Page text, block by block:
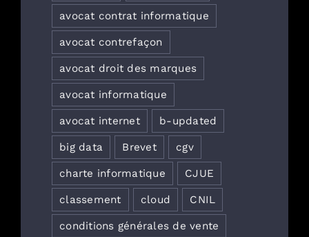
avocat contrat informatique
avocat contrefaçon
avocat droit des marques
avocat informatique
avocat internet b-updated
big data Brevet cgv
charte informatique CJUE
classement cloud CNIL
conditions générales de vente